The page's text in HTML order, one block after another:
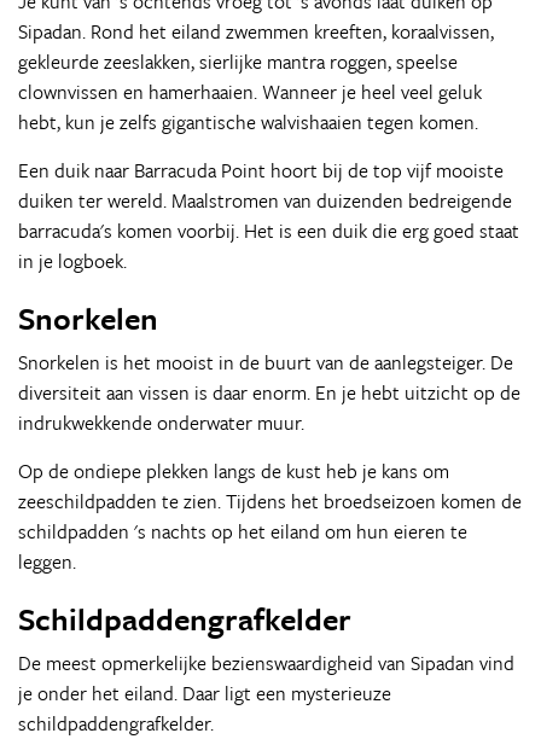
Sipadan. Rond het eiland zwemmen kreeften, koraalvissen,
gekleurde zeeslakken, sierlijke mantra roggen, speelse
clownvissen en hamerhaaien. Wanneer je heel veel geluk
hebt, kun je zelfs gigantische walvishaaien tegen komen.
Een duik naar Barracuda Point hoort bij de top vijf mooiste
duiken ter wereld. Maalstromen van duizenden bedreigende
barracuda's komen voorbij. Het is een duik die erg goed staat
in je logboek.
Snorkelen
Snorkelen is het mooist in de buurt van de aanlegsteiger. De
diversiteit aan vissen is daar enorm. En je hebt uitzicht op de
indrukwekkende onderwater muur.
Op de ondiepe plekken langs de kust heb je kans om
zeeschildpadden te zien. Tijdens het broedseizoen komen de
schildpadden 's nachts op het eiland om hun eieren te
leggen.
Schildpaddengrafkelder
De meest opmerkelijke bezienswaardigheid van Sipadan vind
je onder het eiland. Daar ligt een mysterieuze
schildpaddengrafkelder.